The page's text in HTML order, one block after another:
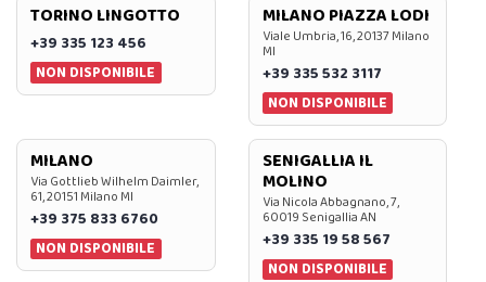
TORINO LINGOTTO
+39 335 123 456
NON DISPONIBILE
MILANO PIAZZA LODI
Viale Umbria, 16, 20137 Milano
MI
+39 335 532 3117
NON DISPONIBILE
MILANO
Via Gottlieb Wilhelm Daimler,
61, 20151 Milano MI
+39 375 833 6760
NON DISPONIBILE
SENIGALLIA IL
MOLINO
Via Nicola Abbagnano, 7,
60019 Senigallia AN
+39 335 19 58 567
NON DISPONIBILE